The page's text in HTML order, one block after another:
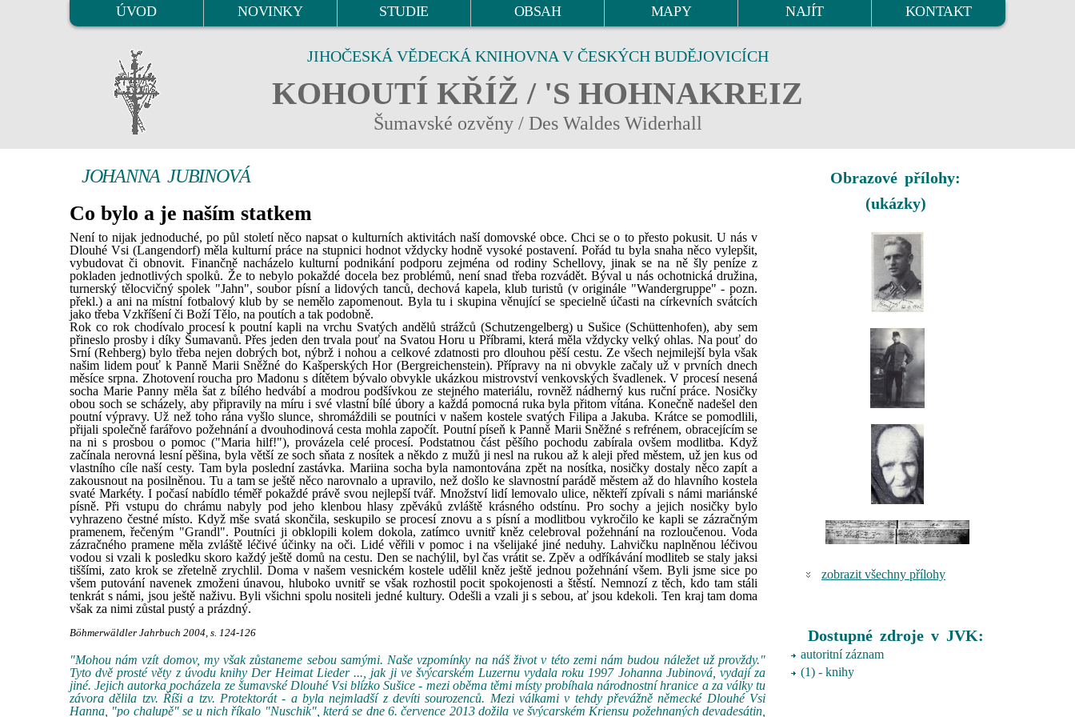
ÚVOD NOVINKY STUDIE OBSAH MAPY NAJÍT KONTAKT
JIHOČESKÁ VĚDECKÁ KNIHOVNA V ČESKÝCH BUDĚJOVICÍCH
KOHOUTÍ KŘÍŽ / 'S HOHNAKREIZ
Šumavské ozvěny / Des Waldes Widerhall
JOHANNA JUBINOVÁ
Co bylo a je naším statkem
Není to nijak jednoduché, po půl století něco napsat o kulturních aktivitách naší domovské obce. Chci se o to přesto pokusit. U nás v
Dlouhé Vsi (Langendorf) měla kulturní práce na stupnici hodnot vždycky hodně vysoké postavení. Pořád tu byla snaha něco vylepšit,
vybudovat či obnovit. Finančně nacházelo kulturní podnikání podporu zejména od rodiny Schellovy, jinak se na ně šly peníze z
pokladen jednotlivých spolků. Že to nebylo pokaždé docela bez problémů, není snad třeba rozvádět. Býval u nás ochotnická družina,
turnerský tělocvičný spolek "Jahn", soubor písní a lidových tanců, dechová kapela, klub turistů (v originále "Wandergruppe" - pozn.
překl.) a ani na místní fotbalový klub by se nemělo zapomenout. Byla tu i skupina věnující se specielně účasti na církevních svátcích
jako třeba Vzkříšení či Boží Tělo, na poutích a tak podobně.
Rok co rok chodívalo procesí k poutní kapli na vrchu Svatých andělů strážců (Schutzengelberg) u Sušice (Schüttenhofen), aby sem
přineslo prosby i díky Šumavanů. Přes jeden den trvala pouť na Svatou Horu u Příbrami, která měla vždycky velký ohlas. Na pouť do
Srní (Rehberg) bylo třeba nejen dobrých bot, nýbrž i nohou a celkové zdatnosti pro dlouhou pěší cestu. Ze všech nejmilejší byla však
našim lidem pouť k Panně Marii Sněžné do Kašperských Hor (Bergreichenstein). Přípravy na ni obvykle začaly už v prvních dnech
měsíce srpna. Zhotovení roucha pro Madonu s dítětem bývalo obvykle ukázkou mistrovství venkovských švadlenek. V procesí nesená
socha Marie Panny měla šat z bílého hedvábí a modrou podšívkou ze stejného materiálu, rovněž nádherný kus ruční práce. Nosičky
obou soch se scházely, aby připravily na míru i své vlastní bílé úbory a každá pomocná ruka byla přitom vítána. Konečně nadešel den
poutní výpravy. Už než toho rána vyšlo slunce, shromáždili se poutníci v našem kostele svatých Filipa a Jakuba. Krátce se pomodlili,
přijali společně farářovo požehnání a dvouhodinová cesta mohla započít. Poutní píseň k Panně Marii Sněžné s refrénem, obracejícím se
na ni s prosbou o pomoc ("Maria hilf!"), provázela celé procesí. Podstatnou část pěšího pochodu zabírala ovšem modlitba. Když
začínala nerovná lesní pěšina, byla větší ze soch sňata z nosítek a někdo z mužů ji nesl na rukou až k aleji před městem, už jen kus od
vlastního cíle naší cesty. Tam byla poslední zastávka. Mariina socha byla namontována zpět na nosítka, nosičky dostaly něco zapít a
zakousnout na posilněnou. Tu a tam se ještě něco narovnalo a upravilo, než došlo ke slavnostní parádě městem až do hlavního kostela
svaté Markéty. I počasí nabídlo téměř pokaždé právě svou nejlepší tvář. Množství lidí lemovalo ulice, někteří zpívali s námi mariánské
písně. Při vstupu do chrámu nabyly pod jeho klenbou hlasy zpěváků zvláště krásného odstínu. Pro sochy a jejich nosičky bylo
vyhrazeno čestné místo. Když mše svatá skončila, seskupilo se procesí znovu a s písní a modlitbou vykročilo ke kapli se zázračným
pramenem, řečeným "Grandl". Poutníci ji obklopili kolem dokola, zatímco uvnitř kněz celebroval požehnání na rozloučenou. Voda
zázračného pramene měla zvláště léčivé účinky na oči. Lidé věřili v pomoc i na všelijaké jiné neduhy. Lahvičku naplněnou léčivou
vodou si vzali k posledku skoro každý ještě domů na cestu. Den se nachýlil, byl čas vrátit se. Zpěv a odříkávání modliteb se staly jaksi
tiššími, zato krok se zřetelně zrychlil. Doma v našem vesnickém kostele udělil kněz ještě jednou požehnání všem. Byli jsme sice po
všem putování navenek zmoženi únavou, hluboko uvnitř se však rozhostil pocit spokojenosti a štěstí. Nemnozí z těch, kdo tam stáli
tenkrát s námi, jsou ještě naživu. Byli všichni spolu nositeli jedné kultury. Odešli a vzali ji s sebou, ať jsou kdekoli. Ten kraj tam doma
však za nimi zůstal pustý a prázdný.
Böhmerwäldler Jahrbuch 2004, s. 124-126
"Mohou nám vzít domov, my však zůstaneme sebou samými. Naše vzpomínky na náš život v této zemi nám budou náležet už provždy."
Tyto dvě prosté věty z úvodu knihy Der Heimat Lieder ..., jak ji ve švýcarském Luzernu vydala roku 1997 Johanna Jubinová, vydají za
jiné. Jejich autorka pocházela ze šumavské Dlouhé Vsi blízko Sušice - mezi oběma těmi místy probíhala národnostní hranice a za války tu
závora dělila tzv. Říši a tzv. Protektorát - a byla nejmladší z devíti sourozenců. Mezi válkami v tehdy převážně německé Dlouhé Vsi
Hanna, "po chalupě" se u nich říkalo "Nuschik", která se dne 6. července 2013 dožila ve švýcarském Kriensu požehnaných devadesátin,
Obrazové přílohy:
(ukázky)
zobrazit všechny přílohy
Dostupné zdroje v JVK:
autoritní záznam
(1) - knihy